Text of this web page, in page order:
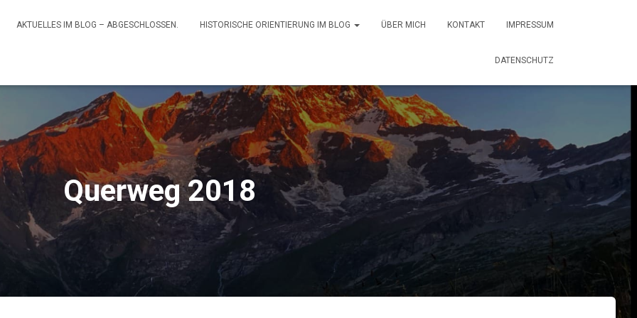
AKTUELLES IM BLOG – ABGESCHLOSSEN. HISTORISCHE ORIENTIERUNG IM BLOG ÜBER MICH KONTAKT IMPRESSUM
DATENSCHUTZ
Querweg 2018